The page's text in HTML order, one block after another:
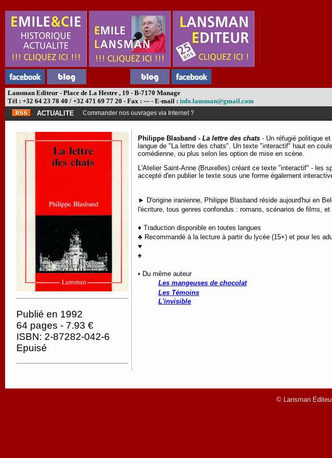
Lansman Editeur - Place de La Hestre , 19 - B-7170 Manage
Tél : +32 64 23 78 40 / +32 471 69 77 20 - Fax : --- - E-mail : info.lansman@gmail.com
ACTUALITE Commander nos ouvrages via Internet ?
Publié en 1992
64 pages - 7.93 €
ISBN: 2-87282-042-6
Epuisé
Philippe Blasband - La lettre des chats - Un réfugié politique
langue de "La lettre des chats". Un texte "interactif" haut en
comédienne, ou plus selon les option de mise en scène.
L'Atelier Saint-Anne (Bruxelles) créant ce texte "interactif" - les
accepté d'en publier le texte sous une forme également
► D'origine iranienne, Philippe Blasband réside aujourd'hui en
l'écriture, tous genres confondus : romans, scénarios de films, et
♦ Traduction disponible en toutes langues
♣ Recommandé à la lecture à partir du lycée (15+) et pour les
♥
♠
• Du même auteur
Les mangeuses de chocolat
Les Témoins
L'invisible
© Lansman